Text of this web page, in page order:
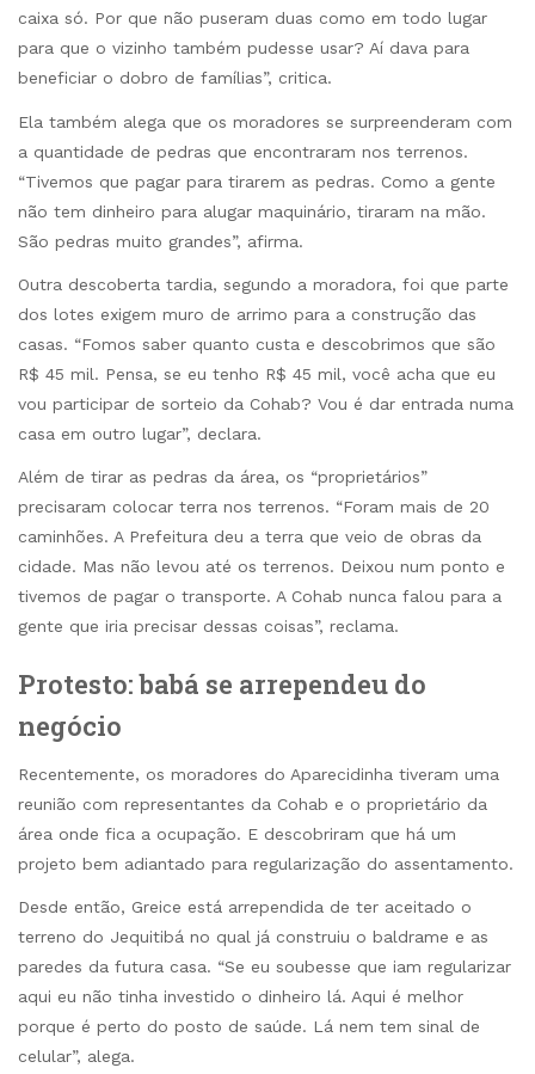
caixa só. Por que não puseram duas como em todo lugar
para que o vizinho também pudesse usar? Aí dava para
beneficiar o dobro de famílias”, critica.
Ela também alega que os moradores se surpreenderam com
a quantidade de pedras que encontraram nos terrenos.
“Tivemos que pagar para tirarem as pedras. Como a gente
não tem dinheiro para alugar maquinário, tiraram na mão.
São pedras muito grandes”, afirma.
Outra descoberta tardia, segundo a moradora, foi que parte
dos lotes exigem muro de arrimo para a construção das
casas. “Fomos saber quanto custa e descobrimos que são
R$ 45 mil. Pensa, se eu tenho R$ 45 mil, você acha que eu
vou participar de sorteio da Cohab? Vou é dar entrada numa
casa em outro lugar”, declara.
Além de tirar as pedras da área, os “proprietários”
precisaram colocar terra nos terrenos. “Foram mais de 20
caminhões. A Prefeitura deu a terra que veio de obras da
cidade. Mas não levou até os terrenos. Deixou num ponto e
tivemos de pagar o transporte. A Cohab nunca falou para a
gente que iria precisar dessas coisas”, reclama.
Protesto: babá se arrependeu do
negócio
Recentemente, os moradores do Aparecidinha tiveram uma
reunião com representantes da Cohab e o proprietário da
área onde fica a ocupação. E descobriram que há um
projeto bem adiantado para regularização do assentamento.
Desde então, Greice está arrependida de ter aceitado o
terreno do Jequitibá no qual já construiu o baldrame e as
paredes da futura casa. “Se eu soubesse que iam regularizar
aqui eu não tinha investido o dinheiro lá. Aqui é melhor
porque é perto do posto de saúde. Lá nem tem sinal de
celular”, alega.